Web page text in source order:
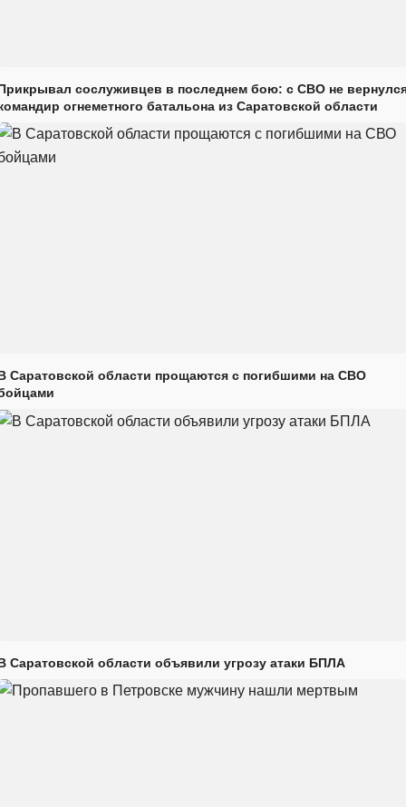
сослуживцев в последнем бою: с СВО не
огнеметного батальона из Саратовской области
Саратовской области прощаются с погибшими на СВО
Саратовской области объявили угрозу атаки БПЛА